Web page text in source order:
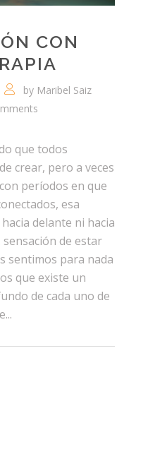
CON
by Maribel Saiz
que todos
crear, pero a veces
períodos en que
esa
delante ni hacia
de estar
sentimos para nada
que existe un
de cada uno de